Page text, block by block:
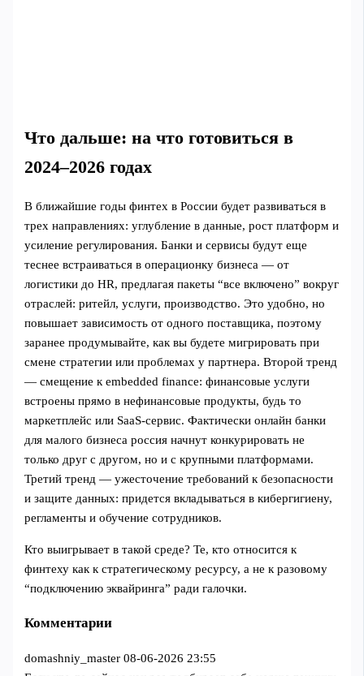
Что дальше: на что готовиться в
2024–2026 годах
В ближайшие годы финтех в России будет развиваться в
трех направлениях: углубление в данные, рост платформ и
усиление регулирования. Банки и сервисы будут еще
теснее встраиваться в операционку бизнеса — от
логистики до HR, предлагая пакеты “все включено” вокруг
отраслей: ритейл, услуги, производство. Это удобно, но
повышает зависимость от одного поставщика, поэтому
заранее продумывайте, как вы будете мигрировать при
смене стратегии или проблемах у партнера. Второй тренд
— смещение к embedded finance: финансовые услуги
встроены прямо в нефинансовые продукты, будь то
маркетплейс или SaaS-сервис. Фактически онлайн банки
для малого бизнеса россия начнут конкурировать не
только друг с другом, но и с крупными платформами.
Третий тренд — ужесточение требований к безопасности
и защите данных: придется вкладываться в кибергигиену,
регламенты и обучение сотрудников.
Кто выигрывает в такой среде? Те, кто относится к
финтеху как к стратегическому ресурсу, а не к разовому
“подключению эквайринга” ради галочки.
Комментарии
domashniy_master 08-06-2026 23:55